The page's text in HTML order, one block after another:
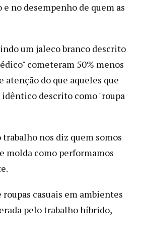
no desempenho de quem as
um jaleco branco descrito
cometeram 50% menos
atenção do que aqueles que
descrito como "roupa
nos diz quem somos
molda como performamos
casuais em ambientes
pelo trabalho híbrido,